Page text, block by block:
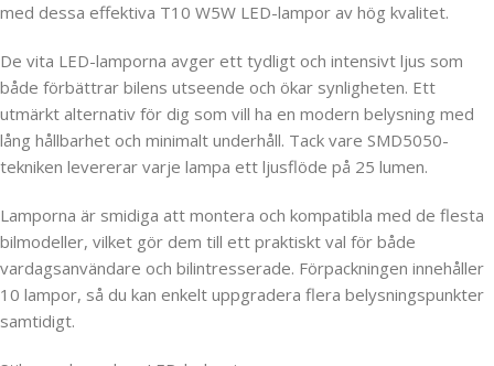
med dessa effektiva T10 W5W LED-lampor av hög kvalitet.
De vita LED-lamporna avger ett tydligt och intensivt ljus som
både förbättrar bilens utseende och ökar synligheten. Ett
utmärkt alternativ för dig som vill ha en modern belysning med
lång hållbarhet och minimalt underhåll. Tack vare SMD5050-
tekniken levererar varje lampa ett ljusflöde på 25 lumen.
Lamporna är smidiga att montera och kompatibla med de flesta
bilmodeller, vilket gör dem till ett praktiskt val för både
vardagsanvändare och bilintresserade. Förpackningen innehåller
10 lampor, så du kan enkelt uppgradera flera belysningspunkter
samtidigt.